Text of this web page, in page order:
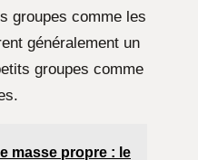
groupes comme les
généralement un
groupes comme
masse propre : le